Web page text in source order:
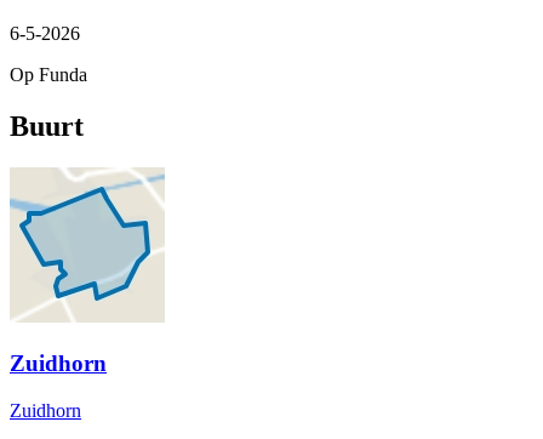
6-5-2026
Op Funda
Buurt
Zuidhorn
Zuidhorn